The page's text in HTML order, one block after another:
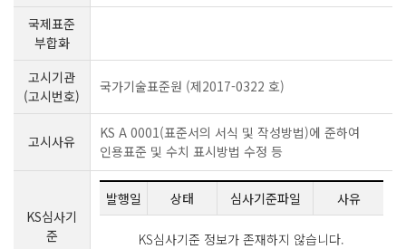
국제표준
부합화
고시기관
(고시번호)
국가기술표준원 (제2017-0322 호)
고시사유
KS A 0001(표준서의 서식 및 작성방법)에 준하여
인용표준 및 수치 표시방법 수정 등
KS심사기
준
발행일 상태 심사기준파일 사유
KS심사기준 정보가 존재하지 않습니다.